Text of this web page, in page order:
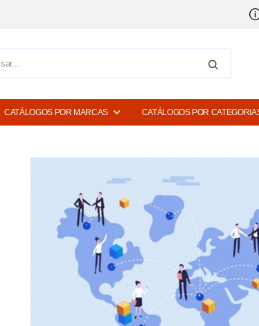
CATÁLOGOS POR MARCAS CATÁLOGOS POR